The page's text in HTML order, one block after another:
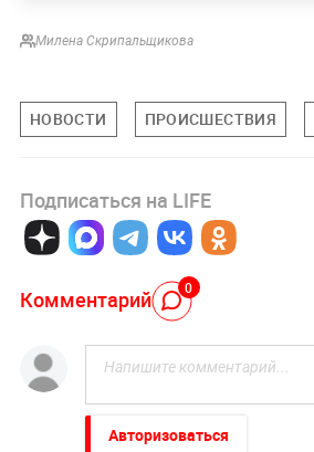
Милена Скрипальщикова
НОВОСТИ ПРОИСШЕСТВИЯ
Подписаться на LIFE
Комментарий 0
Авторизоваться